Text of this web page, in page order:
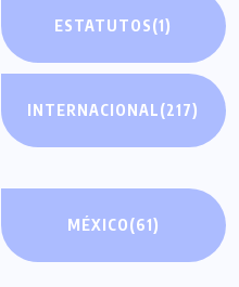
ESTATUTOS(1)
INTERNACIONAL(217)
MÉXICO(61)